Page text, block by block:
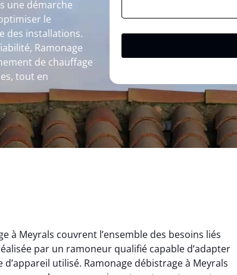
une démarche
le
des installations.
Ramonage
de chauffage
tout en
à Meyrals couvrent l’ensemble des besoins liés
par un ramoneur qualifié capable d’adapter
utilisé. Ramonage débistrage à Meyrals